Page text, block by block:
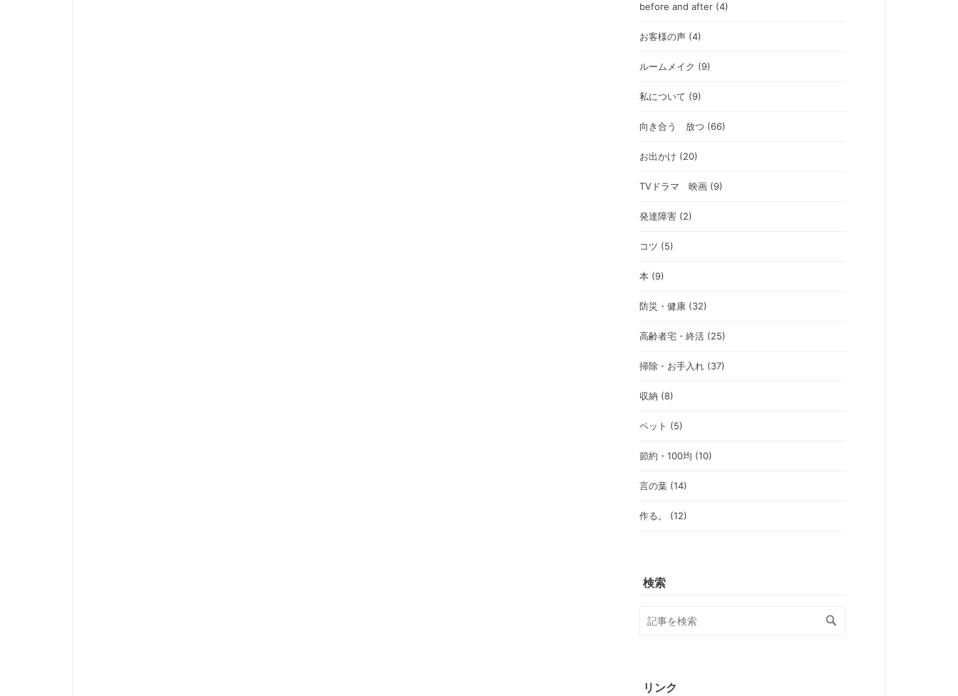
before and after (4)
お客様の声 (4)
ルームメイク (9)
私について (9)
向き合う 放つ (66)
お出かけ (20)
TVドラマ 映画 (9)
発達障害 (2)
コツ (5)
本 (9)
防災・健康 (32)
高齢者宅・終活 (25)
掃除・お手入れ (37)
収納 (8)
ペット (5)
節約・100均 (10)
言の葉 (14)
作る。 (12)
検索
リンク